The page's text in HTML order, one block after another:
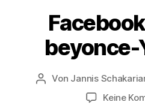
beyonce-
Beitragsautor
Von Jannis
Keine